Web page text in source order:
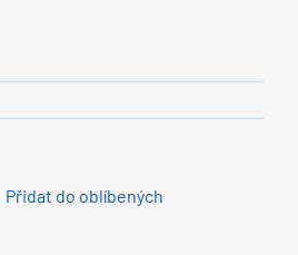
Přidat do oblíbených